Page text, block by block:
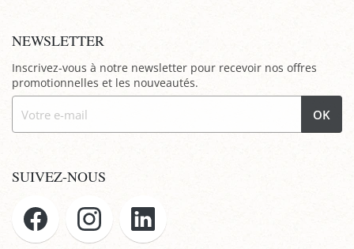
NEWSLETTER
Inscrivez-vous à notre newsletter pour recevoir nos offres
promotionnelles et les nouveautés.
OK
SUIVEZ-NOUS